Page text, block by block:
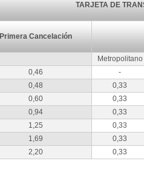
TARJETA DE
Primera Cancelación
Metropolitano
0,46 -
0,48 0,33
0,60 0,33
0,94 0,33
1,25 0,33
1,69 0,33
2,20 0,33